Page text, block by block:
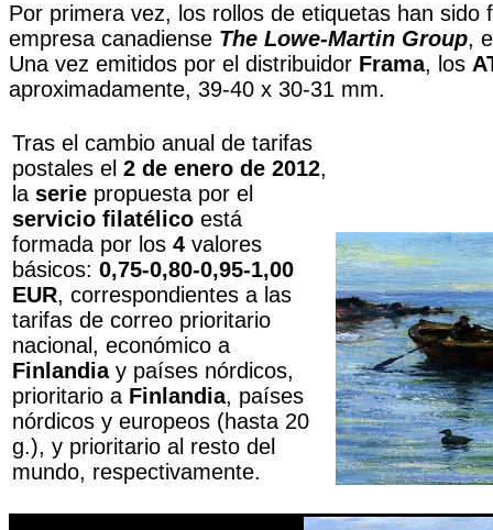
Por primera vez, los rollos de etiquetas han sido
empresa canadiense The Lowe-Martin Group,
Una vez emitidos por el distribuidor Frama, los
aproximadamente, 39-40 x 30-31 mm.
Tras el cambio anual de tarifas
postales el 2 de enero de 2012,
la serie propuesta por el
servicio filatélico está
formada por los 4 valores
básicos: 0,75-0,80-0,95-1,00
EUR, correspondientes a las
tarifas de correo prioritario
nacional, económico a
Finlandiay países nórdicos,
prioritario a Finlandia, países
nórdicos y europeos (hasta 20
g.), y prioritario al resto del
mundo, respectivamente.